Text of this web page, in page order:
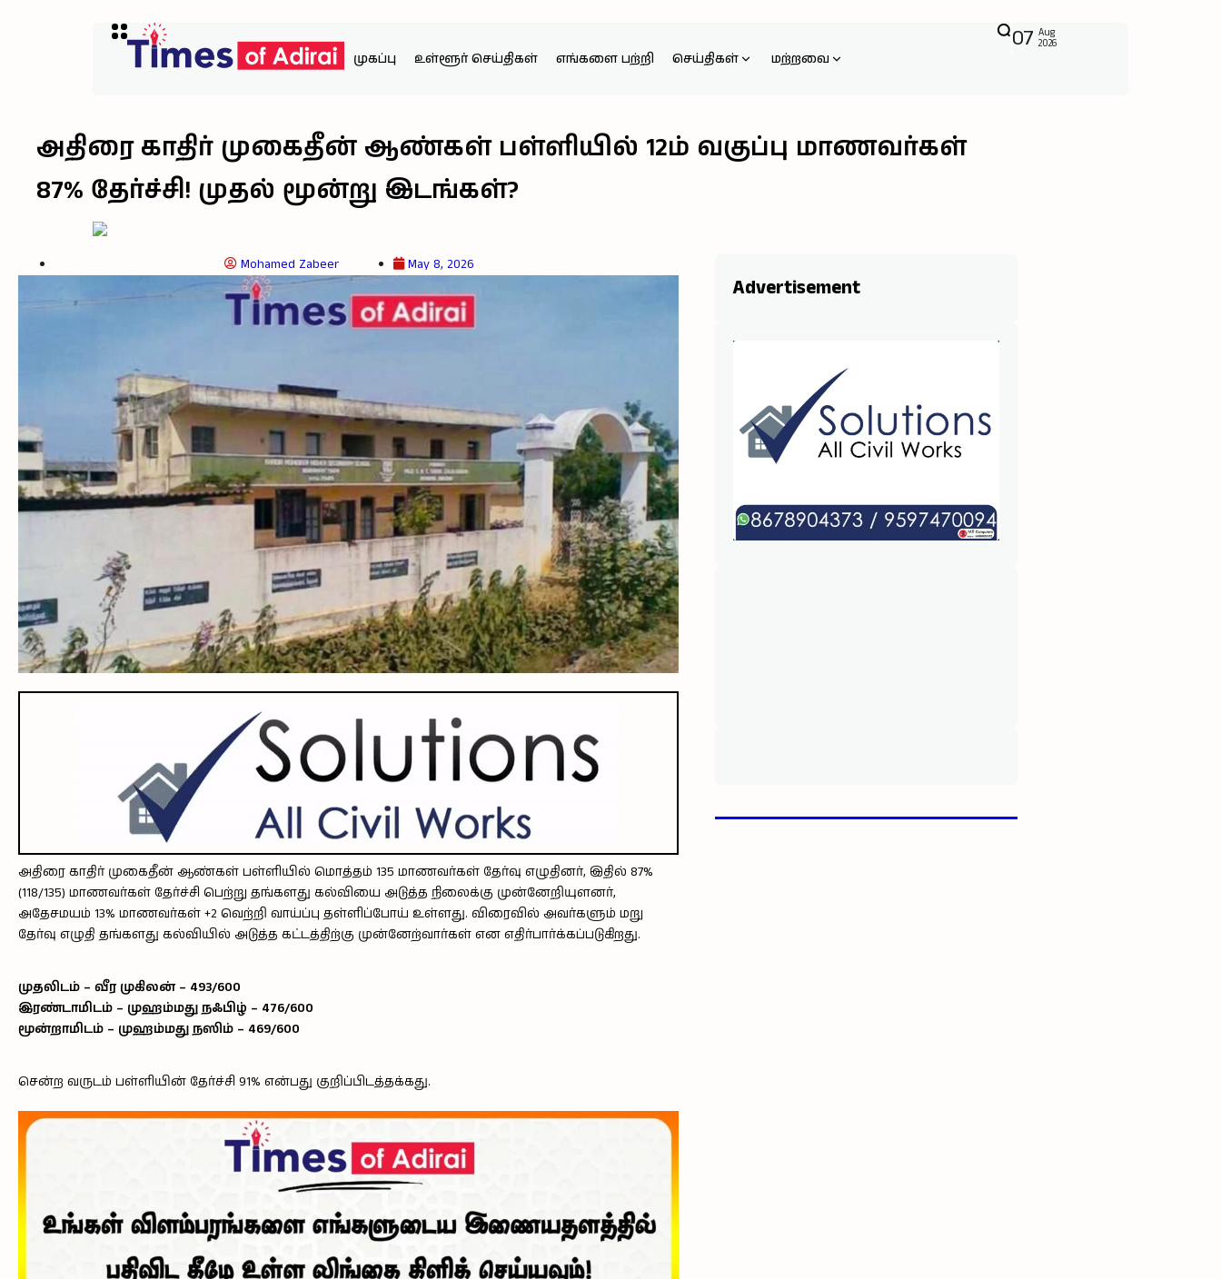
முகப்பு உள்ளூர் செய்திகள் எங்களை பற்றி செய்திகள் மற்றவை
07 Aug
2026
அதிரை காதிர் முகைதீன் ஆண்கள் பள்ளியில் 12ம் வகுப்பு மாணவர்கள்
87% தேர்ச்சி! முதல் மூன்று இடங்கள்?
Mohamed Zabeer May 8, 2026
அதிரை காதிர் முகைதீன் ஆண்கள் பள்ளியில் மொத்தம் 135 மாணவர்கள் தேர்வு எழுதினர், இதில் 87%
(118/135) மாணவர்கள் தேர்ச்சி பெற்று தங்களது கல்வியை அடுத்த நிலைக்கு முன்னேறியுளனர்,
அதேசமயம் 13% மாணவர்கள் +2 வெற்றி வாய்ப்பு தள்ளிப்போய் உள்ளது. விரைவில் அவர்களும் மறு
தேர்வு எழுதி தங்களது கல்வியில் அடுத்த கட்டத்திற்கு முன்னேற்வார்கள் என எதிர்பார்க்கப்படுகிறது.
முதலிடம் – வீர முகிலன் – 493/600
இரண்டாமிடம் – முஹம்மது நஃபிழ் – 476/600
மூன்றாமிடம் – முஹம்மது நஸிம் – 469/600
சென்ற வருடம் பள்ளியின் தேர்ச்சி 91% என்பது குறிப்பிடத்தக்கது.
Advertisement